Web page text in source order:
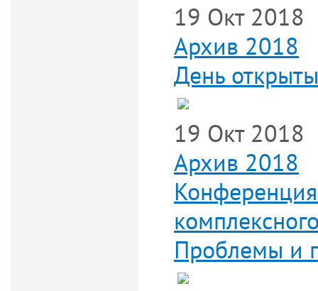
19 Окт 2018
Архив 2018
День
19 Окт 2018
Архив 2018
Проблемы и